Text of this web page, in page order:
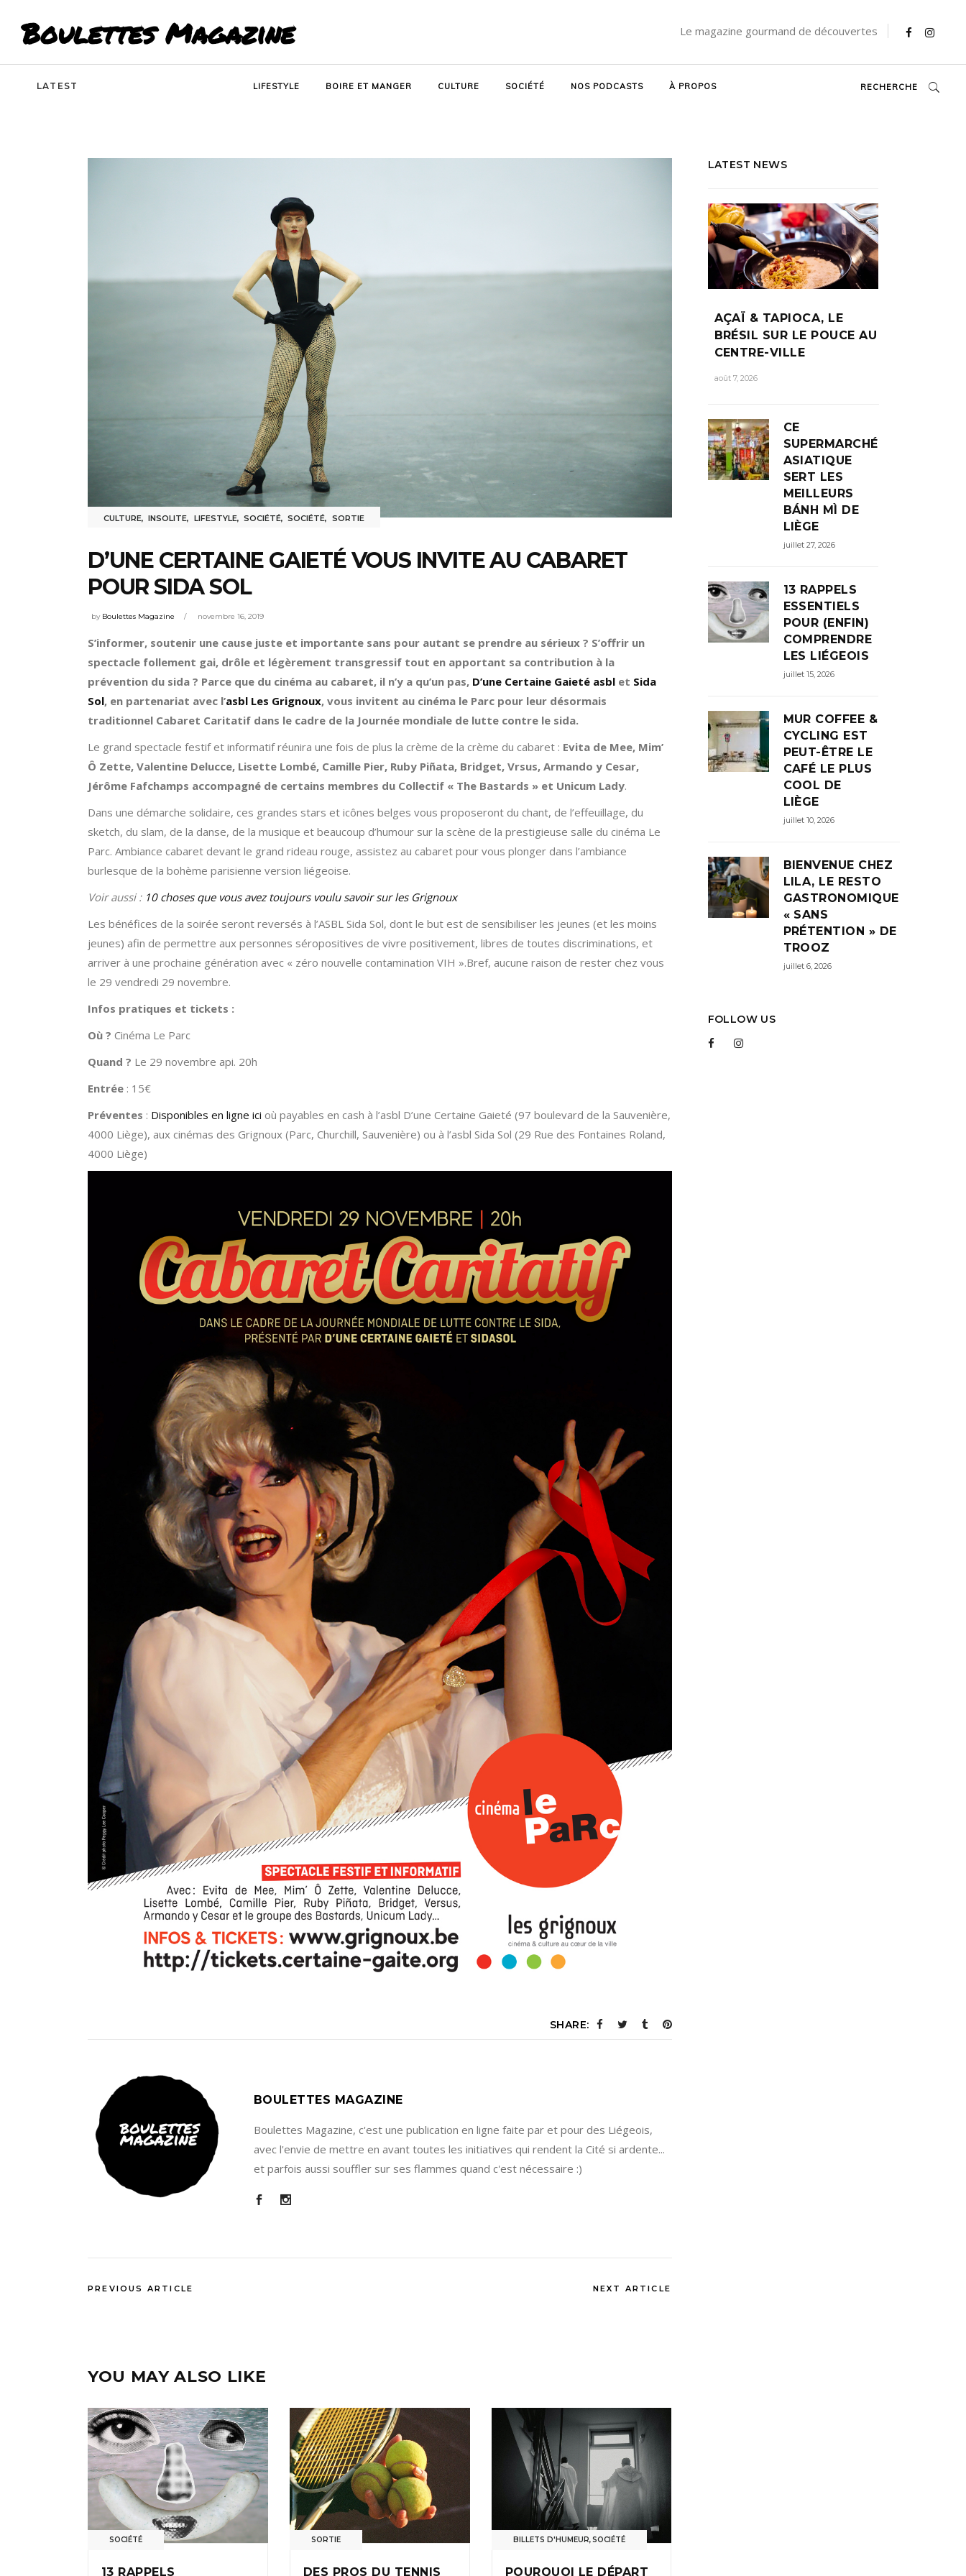
Boulettes Magazine Le magazine gourmand de découvertes
LATEST LIFESTYLE BOIRE ET MANGER CULTURE SOCIÉTÉ NOS PODCASTS À PROPOS RECHERCHE
CULTURE,INSOLITE, LIFESTYLE, SOCIÉTÉ,SOCIÉTÉ, SORTIE
D’UNE CERTAINE GAIETÉ VOUS INVITE AU CABARET
POUR SIDA SOL
by Boulettes Magazine novembre 16, 2019
S’informer, soutenir une cause juste et importante sans pour autant se prendre au sérieux ? S’offrir un
spectacle follement gai, drôle et légèrement transgressif tout en apportant sa contribution à la
prévention du sida ? Parce que du cinéma au cabaret, il n’y a qu’un pas, D’une Certaine Gaieté asbl et Sida
Sol, en partenariat avec l’asbl Les Grignoux, vous invitent au cinéma le Parc pour leur désormais
traditionnel Cabaret Caritatif dans le cadre de la Journée mondiale de lutte contre le sida.
Le grand spectacle festif et informatif réunira une fois de plus la crème de la crème du cabaret : Evita de Mee, Mim’
Ô Zette, Valentine Delucce, Lisette Lombé, Camille Pier, Ruby Piñata, Bridget, Vrsus, Armando y Cesar,
Jérôme Fafchamps accompagné de certains membres du Collectif « The Bastards » et Unicum Lady.
Dans une démarche solidaire, ces grandes stars et icônes belges vous proposeront du chant, de l’effeuillage, du
sketch, du slam, de la danse, de la musique et beaucoup d’humour sur la scène de la prestigieuse salle du cinéma Le
Parc. Ambiance cabaret devant le grand rideau rouge, assistez au cabaret pour vous plonger dans l’ambiance
burlesque de la bohème parisienne version liégeoise.
Voir aussi : 10 choses que vous avez toujours voulu savoir sur les Grignoux
Les bénéfices de la soirée seront reversés à l’ASBL Sida Sol, dont le but est de sensibiliser les jeunes (et les moins
jeunes) afin de permettre aux personnes séropositives de vivre positivement, libres de toutes discriminations, et
arriver à une prochaine génération avec « zéro nouvelle contamination VIH ».Bref, aucune raison de rester chez vous
le 29 vendredi 29 novembre.
Infos pratiques et tickets :
Où ? Cinéma Le Parc
Quand ? Le 29 novembre api. 20h
Entrée : 15€
Préventes : Disponibles en ligne ici où payables en cash à l’asbl D’une Certaine Gaieté (97 boulevard de la Sauvenière,
4000 Liège), aux cinémas des Grignoux (Parc, Churchill, Sauvenière) ou à l’asbl Sida Sol (29 Rue des Fontaines Roland,
4000 Liège)
SHARE:
BOULETTES MAGAZINE
Boulettes Magazine, c'est une publication en ligne faite par et pour des Liégeois,
avec l'envie de mettre en avant toutes les initiatives qui rendent la Cité si ardente...
et parfois aussi souffler sur ses flammes quand c'est nécessaire :)
PREVIOUS ARTICLE NEXT ARTICLE
YOU MAY ALSO LIKE
SOCIÉTÉ
13 RAPPELS
SORTIE
DES PROS DU TENNIS
BILLETS D'HUMEUR,SOCIÉTÉ
POURQUOI LE DÉPART
LATEST NEWS
AÇAÏ & TAPIOCA, LE
BRÉSIL SUR LE POUCE AU
CENTRE-VILLE
août 7, 2026
CE
SUPERMARCHÉ
ASIATIQUE
SERT LES
MEILLEURS
BÁNH MÌ DE
LIÈGE
juillet 27, 2026
13 RAPPELS
ESSENTIELS
POUR (ENFIN)
COMPRENDRE
LES LIÉGEOIS
juillet 15, 2026
MUR COFFEE &
CYCLING EST
PEUT-ÊTRE LE
CAFÉ LE PLUS
COOL DE
LIÈGE
juillet 10, 2026
BIENVENUE CHEZ
LILA, LE RESTO
GASTRONOMIQUE
« SANS
PRÉTENTION » DE
TROOZ
juillet 6, 2026
FOLLOW US